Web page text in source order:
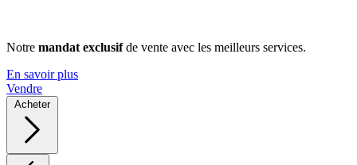
Notre mandat exclusifde vente avec les meilleurs services.
En savoir plus
Vendre
Acheter